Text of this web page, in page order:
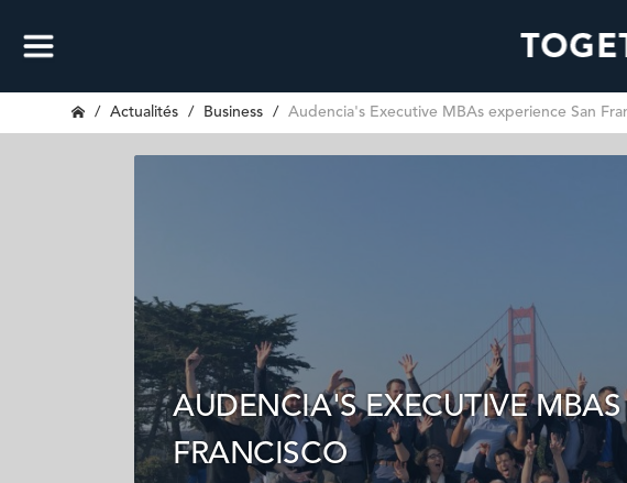
Actualités Business Audencia's Executive MBAs experience San
AUDENCIA'S EXECUTIVE
FRANCISCO